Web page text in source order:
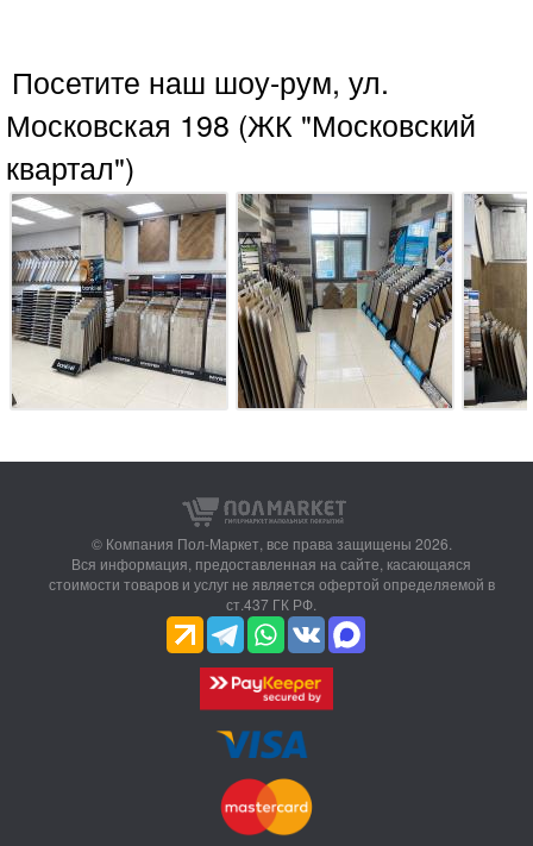
Посетите наш шоу-рум, ул.
Московская 198 (ЖК "Московский
квартал")
© Компания Пол-Маркет, все права защищены 2026.
Вся информация, предоставленная на сайте, касающаяся
стоимости товаров и услуг не является офертой определяемой в
ст.437 ГК РФ.